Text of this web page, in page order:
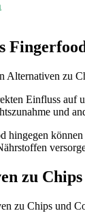
Alternativen zu
Einfluss auf
und
hingegen
zu
zu Chips und